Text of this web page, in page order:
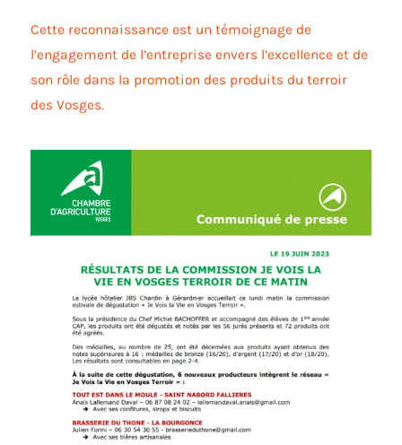
Cette reconnaissance est un témoignage de
l’engagement de l’entreprise envers l’excellence et de
son rôle dans la promotion des produits du terroir
des Vosges.